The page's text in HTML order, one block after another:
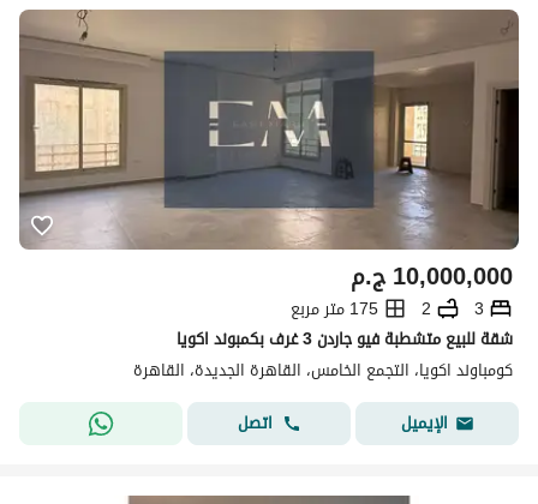
ج.م10,000,000
3
2
175 متر مربع
شقة للبيع متشطبة فيو جاردن 3 غرف بكمبوند اكويا
كومباوند اكويا، التجمع الخامس، القاهرة الجديدة، القاهرة
الإيميل
اتصل